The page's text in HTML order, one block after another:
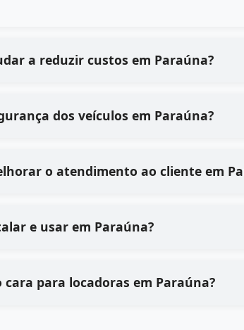
a reduzir custos em Paraúna?
dos veículos em Paraúna?
o atendimento ao cliente em
e usar em Paraúna?
para locadoras em Paraúna?